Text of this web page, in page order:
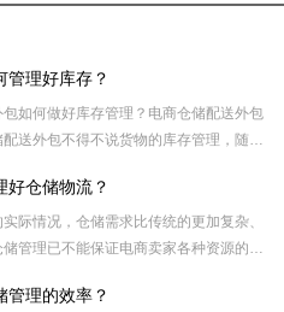
管理好库存？
何做好库存管理？电商仓储配送外包
送外包不得不说货物的库存管理，随着
好仓储物流？
情况，仓储需求比传统的更加复杂、
管理已不能保证电商卖家各种资源的有
管理的效率？